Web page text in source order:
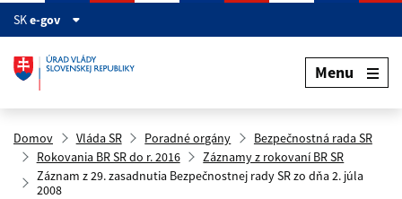
Preskočiť na hlavný obsah
SKe-gov
Menu
Domov Vláda SR Poradné orgány
Bezpečnostná rada SR
Rokovania BR SR do r. 2016
Záznamy z rokovaní BR SR
Záznam z 29. zasadnutia Bezpečnostnej rady SR zo dňa 2. júla
2008